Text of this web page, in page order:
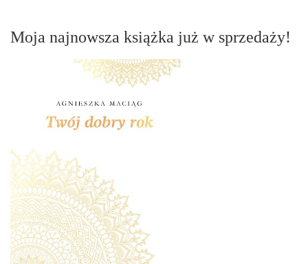
Moja najnowsza książka już w sprzedaży!